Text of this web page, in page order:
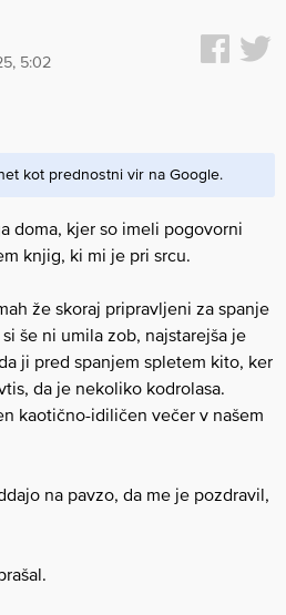
5:02
kot prednostni vir na Google.
doma, kjer so imeli pogovorni
knjig, ki mi je pri srcu.
že skoraj pripravljeni za spanje
še ni umila zob, najstarejša je
ji pred spanjem spletem kito, ker
da je nekoliko kodrolasa.
kaotično-idiličen večer v našem
na pavzo, da me je pozdravil,